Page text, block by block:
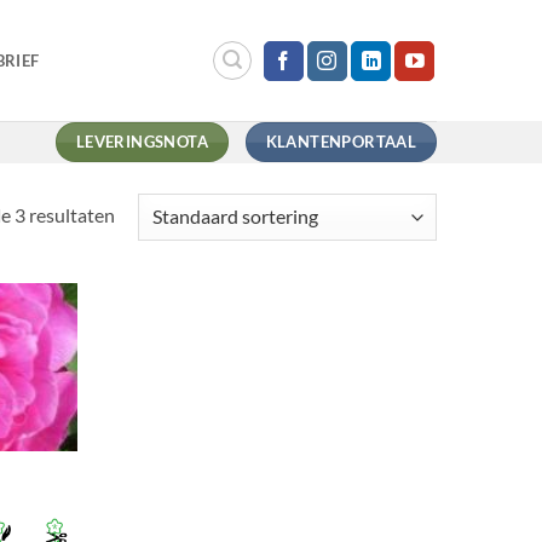
LEVERINGSNOTA KLANTENPORTAAL
3 resultaten